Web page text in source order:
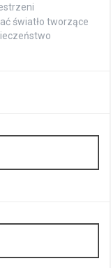
światło tworzące